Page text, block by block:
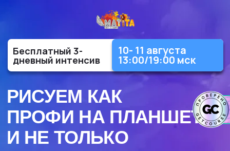
А если нет планшета - мынаучим рисовать
на любом устройстве!
13:00/19:00 мск
дневный интенсив
РИСУЕМ КАК
И НЕ ТОЛЬКО